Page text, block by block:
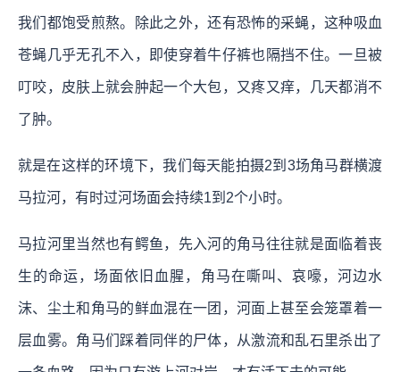
我们都饱受煎熬。除此之外，还有恐怖的采蝇，这种吸血
苍蝇几乎无孔不入，即使穿着牛仔裤也隔挡不住。一旦被
叮咬，皮肤上就会肿起一个大包，又疼又痒，几天都消不
了肿。
就是在这样的环境下，我们每天能拍摄2到3场角马群横渡
马拉河，有时过河场面会持续1到2个小时。
马拉河里当然也有鳄鱼，先入河的角马往往就是面临着丧
生的命运，场面依旧血腥，角马在嘶叫、哀嚎，河边水
沫、尘土和角马的鲜血混在一团，河面上甚至会笼罩着一
层血雾。角马们踩着同伴的尸体，从激流和乱石里杀出了